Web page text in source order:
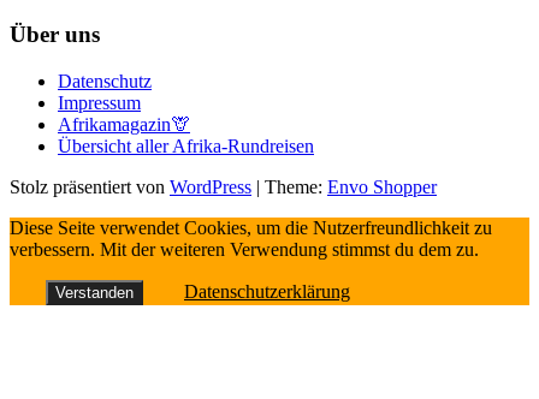
Über uns
Datenschutz
Impressum
Afrikamagazin🦒
Übersicht aller Afrika-Rundreisen
Stolz präsentiert von WordPress | Theme: Envo Shopper
Diese Seite verwendet Cookies, um die Nutzerfreundlichkeit zu
verbessern. Mit der weiteren Verwendung stimmst du dem zu.
Verstanden Datenschutzerklärung